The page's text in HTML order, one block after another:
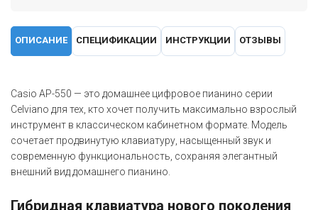
ОПИСАНИЕ СПЕЦИФИКАЦИИ ИНСТРУКЦИИ ОТЗЫВЫ
Casio AP-550 — это домашнее цифровое пианино серии
Celviano для тех, кто хочет получить максимально взрослый
инструмент в классическом кабинетном формате. Модель
сочетает продвинутую клавиатуру, насыщенный звук и
современную функциональность, сохраняя элегантный
внешний вид домашнего пианино.
Гибридная клавиатура нового поколения